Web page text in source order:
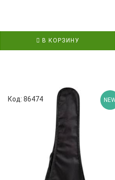
В КОРЗИНУ
Код: 86474